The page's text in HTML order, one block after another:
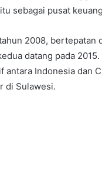
sebagai pusat
2008, bertepatan
datang pada
Indonesia dan
di Sulawesi.